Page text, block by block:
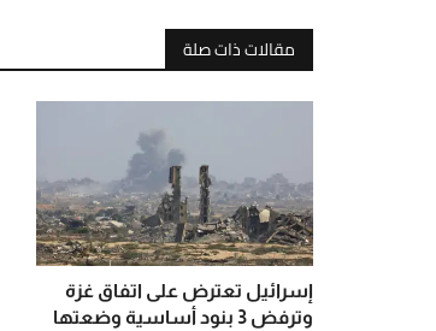
مقالات ذات صلة
إسرائيل تعترض على اتفاق غزة
وترفض 3 بنود أساسية وضعتها